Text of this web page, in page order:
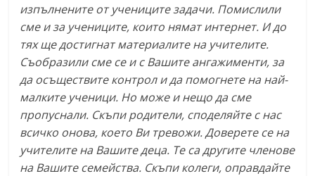
изпълнените от учениците задачи. Помислили
сме и за учениците, които нямат интернет. И до
тях ще достигнат материалите на учителите.
Съобразили сме се и с Вашите ангажименти, за
да осъществите контрол и да помогнете на най-
малките ученици. Но може и нещо да сме
пропуснали. Скъпи родители, споделяйте с нас
всичко онова, което Ви тревожи. Доверете се на
учителите на Вашите деца. Те са другите членове
на Вашите семейства. Скъпи колеги, оправдайте